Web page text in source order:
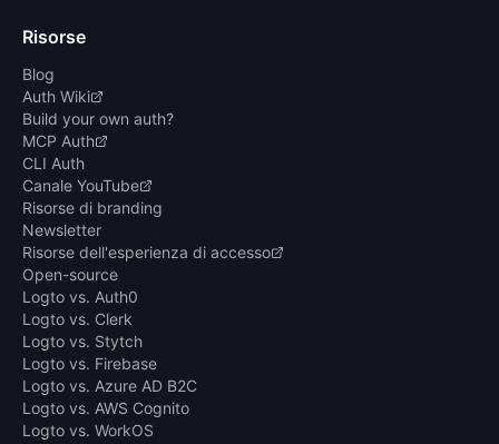
Risorse
Blog
Auth Wiki
Build your own auth?
MCP Auth
CLI Auth
Canale YouTube
Risorse di branding
Newsletter
Risorse dell'esperienza di accesso
Open-source
Logto vs. Auth0
Logto vs. Clerk
Logto vs. Stytch
Logto vs. Firebase
Logto vs. Azure AD B2C
Logto vs. AWS Cognito
Logto vs. WorkOS